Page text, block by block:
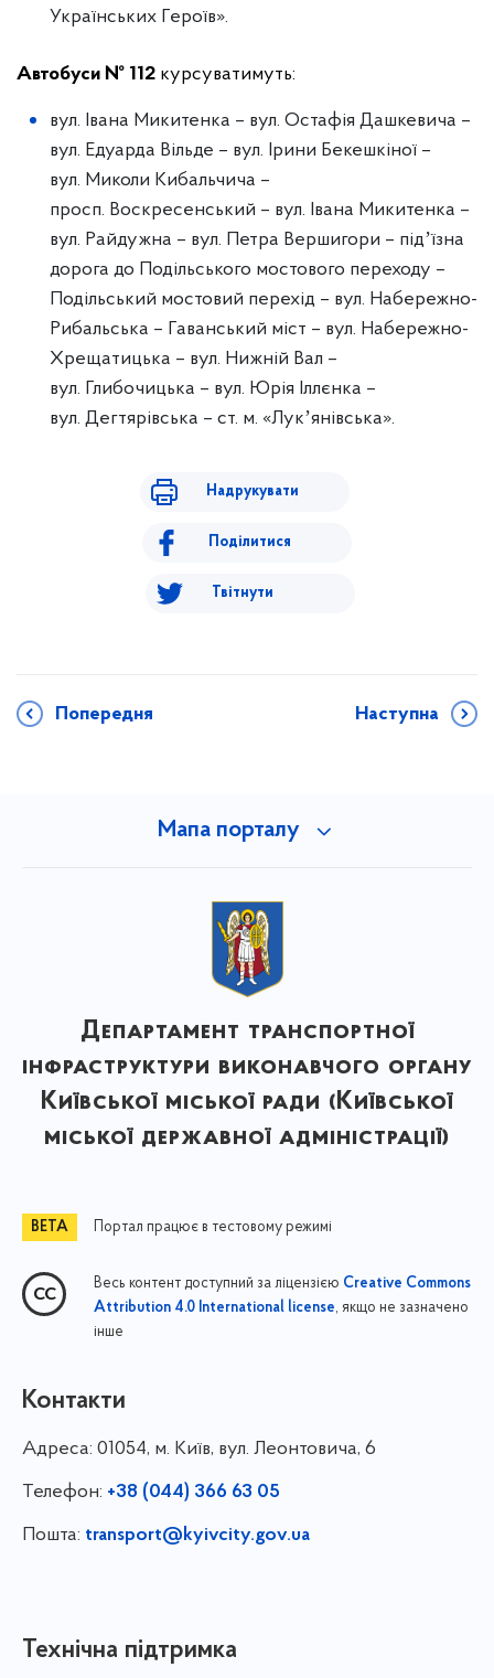
Українських Героїв».
Автобуси № 112 курсуватимуть:
вул. Івана Микитенка – вул. Остафія Дашкевича –
вул. Едуарда Вільде – вул. Ірини Бекешкіної –
вул. Миколи Кибальчича –
просп. Воскресенський – вул. Івана Микитенка –
вул. Райдужна – вул. Петра Вершигори – підʼїзна
дорога до Подільського мостового переходу –
Подільський мостовий перехід – вул. Набережно-
Рибальська – Гаванський міст – вул. Набережно-
Хрещатицька – вул. Нижній Вал –
вул. Глибочицька – вул. Юрія Іллєнка –
вул. Дегтярівська – ст. м. «Лукʼянівська».
Надрукувати
Поділитися
Твітнути
Попередня Наступна
Мапа порталу
Департамент транспортної
інфраструктури виконавчого органу
Київської міської ради (Київської
міської державної адміністрації)
Портал працює в тестовому режимі
Весь контент доступний за ліцензією Creative Commons
Attribution 4.0 International license, якщо не зазначено
інше
Контакти
Адреса: 01054, м. Київ, вул. Леонтовича, 6
Телефон: +38 (044) 366 63 05
Пошта: transport@kyivcity.gov.ua
Технічна підтримка